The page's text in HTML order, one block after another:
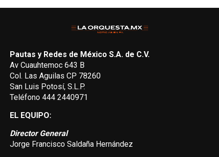
Pautas y Redes de México S.A. de C.V.
Av Cuauhtemoc 643 B
Col. Las Aguilas CP 78260
San Luis Potosí, S.L.P.
Teléfono 444 2440971
EL EQUIPO:
Director General
Jorge Francisco Saldaña Hernández